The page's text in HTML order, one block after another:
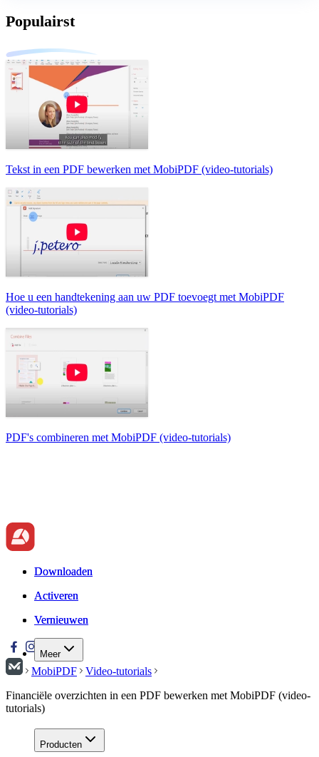
Populairst
Tekst in een PDF bewerken met MobiPDF (video-tutorials)
Hoe u een handtekening aan uw PDF toevoegt met MobiPDF
(video-tutorials)
PDF's combineren met MobiPDF (video-tutorials)
Downloaden
Activeren
Vernieuwen
Meer
Downloaden
Activeren
Vernieuwen
MobiPDF
Video-tutorials
Financiële overzichten in een PDF bewerken met MobiPDF (video-
tutorials)
Producten